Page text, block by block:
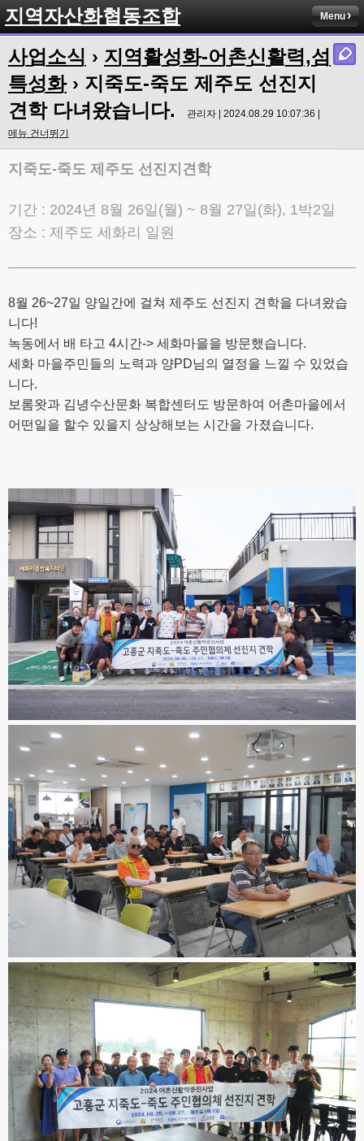
지역자산화협동조합 Menu
사업소식 › 지역활성화-어촌신활력,섬
특성화› 지죽도-죽도 제주도 선진지
견학 다녀왔습니다.
관리자 | 2024.08.29 10:07:36 |
메뉴 건너뛰기
지죽도-죽도 제주도 선진지견학
기간 : 2024년 8월 26일(월) ~ 8월 27일(화), 1박2일
장소 : 제주도 세화리 일원
8월 26~27일 양일간에 걸쳐 제주도 선진지 견학을 다녀왔습
니다!
녹동에서 배 타고 4시간-> 세화마을을 방문했습니다.
세화 마을주민들의 노력과 양PD님의 열정을 느낄 수 있었습
니다.
보롬왓과 김녕수산문화 복합센터도 방문하여 어촌마을에서
어떤일을 할수 있을지 상상해보는 시간을 가졌습니다.